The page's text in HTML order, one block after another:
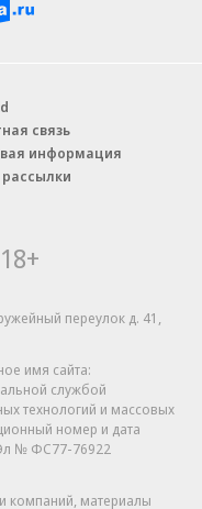
связь
информация
18+
переулок д. 41,
имя сайта:
службой
технологий и массовых
номер и дата
№ ФС77-76922
компаний, материалы